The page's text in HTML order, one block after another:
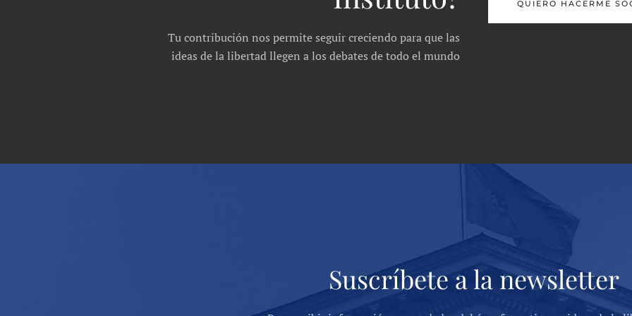
Tu contribución nos permite seguir creciendo para que las
ideas de la libertad llegen a los debates de todo el mundo
QUIERO HACERME
Suscríbete a la newsletter